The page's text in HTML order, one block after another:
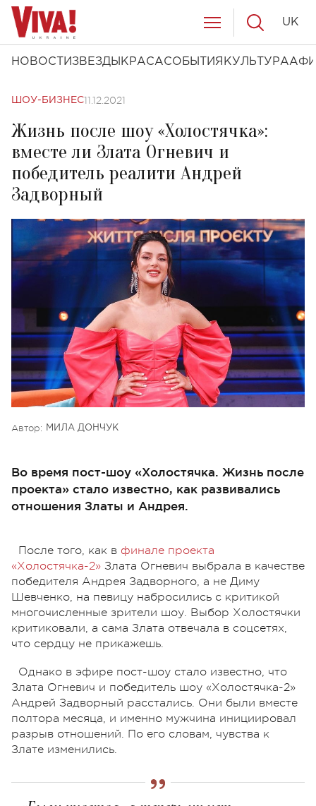
НОВОСТИ ЗВЕЗДЫ КРАСАСОБЫТИЯ КУЛЬТУРА
UK
ШОУ-БИЗНЕС11.12.2021
Жизнь после шоу «Холостячка»:
вместе ли Злата Огневич и
победитель реалити Андрей
Задворный
Автор: МИЛА ДОНЧУК
Во время пост-шоу «Холостячка. Жизнь после
проекта» стало известно, как развивались
отношения Златы и Андрея.
После того, как в финале проекта
«Холостячка-2» Злата Огневич выбрала в качестве
победителя Андрея Задворного, а не Диму
Шевченко, на певицу набросились с критикой
многочисленные зрители шоу. Выбор Холостячки
критиковали, а сама Злата отвечала в соцсетях,
что сердцу не прикажешь.
Однако в эфире пост-шоу стало известно, что
Злата Огневич и победитель шоу «Холостячка-2»
Андрей Задворный расстались. Они были вместе
полтора месяца, и именно мужчина инициировал
разрыв отношений. По его словам, чувства к
Злате изменились.